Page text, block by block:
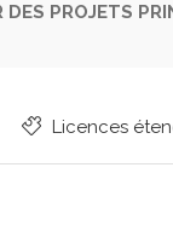
DES PROJETS
Licences